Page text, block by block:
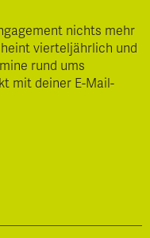
nichts mehr
vierteljährlich und
rund ums
mit deiner E-Mail-